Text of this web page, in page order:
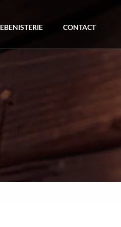
EBENISTERIE CONTACT